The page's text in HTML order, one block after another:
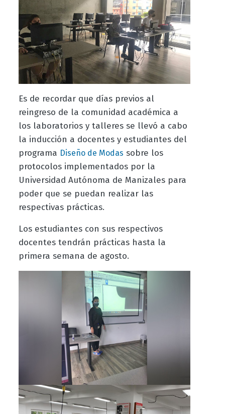
Es de recordar que días previos al
reingreso de la comunidad académica a
los laboratorios y talleres se llevó a cabo
la inducción a docentes y estudiantes del
programa Diseño de Modas sobre los
protocolos implementados por la
Universidad Autónoma de Manizales para
poder que se puedan realizar las
respectivas prácticas.
Los estudiantes con sus respectivos
docentes tendrán prácticas hasta la
primera semana de agosto.